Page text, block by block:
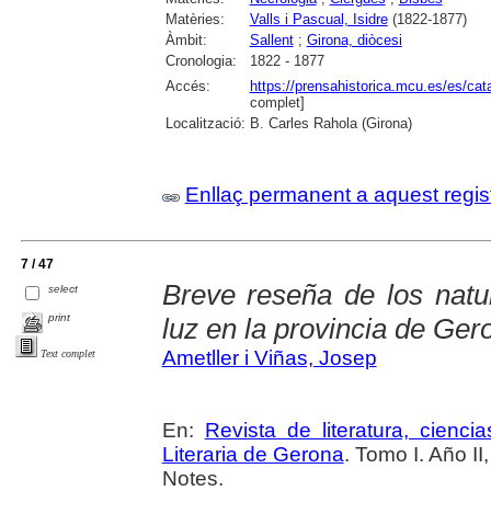
Matèries:
Valls i Pascual, Isidre(1822-1877)
Àmbit:
Sallent; Girona, diòcesi
Cronologia:
1822 - 1877
Accés:
https://prensahistorica.mcu.es/es/
complet]
Localització: B. Carles Rahola (Girona)
Enllaç permanent a aquest
7 / 47
select
print
Text complet
Breve reseña de los
luz en la provincia de
Ametller i Viñas, Josep
En: Revista de literatura,
Literaria de Gerona. Tomo I. Año
Notes.